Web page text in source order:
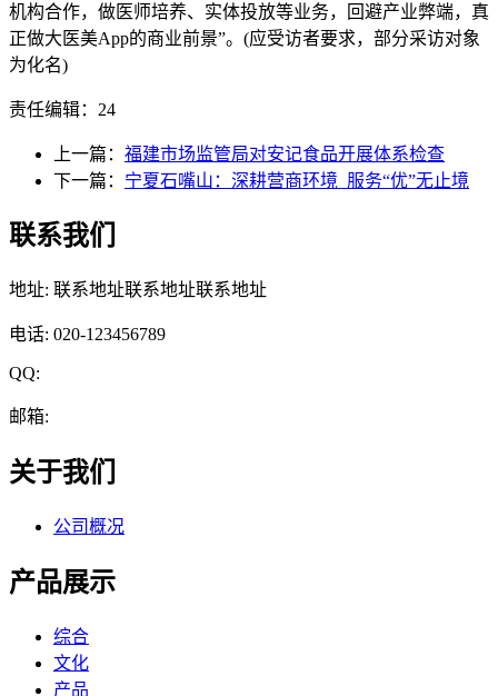
机构合作，做医师培养、实体投放等业务，回避产业弊端，真
正做大医美App的商业前景”。(应受访者要求，部分采访对象
为化名)
责任编辑：24
上一篇： 福建市场监管局对安记食品开展体系检查
下一篇： 宁夏石嘴山：深耕营商环境 服务“优”无止境
联系我们
地址: 联系地址联系地址联系地址
电话: 020-123456789
QQ:
邮箱:
关于我们
公司概况
产品展示
综合
文化
产品